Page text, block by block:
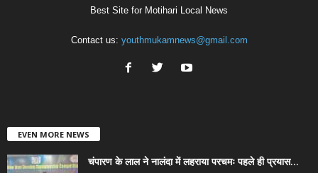
Best Site for Motihari Local News
Contact us: youthmukamnews@gmail.com
EVEN MORE NEWS
चंपारण के लाल ने नालंदा में लहराया परचमः पहले ही प्रयास...